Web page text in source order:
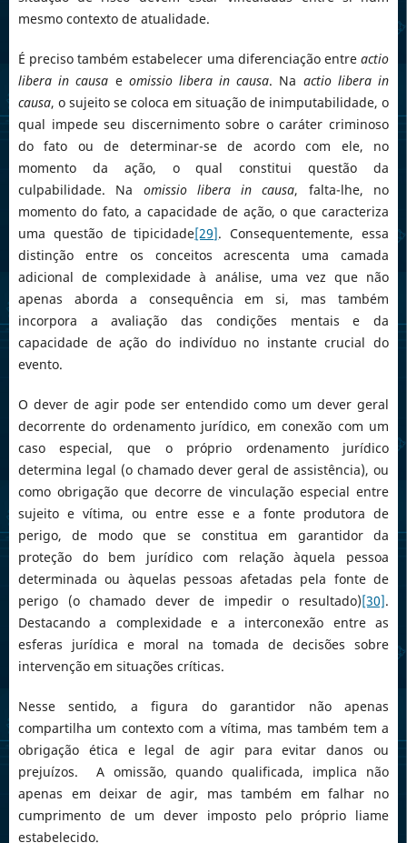
mesmo contexto de atualidade.
É preciso também estabelecer uma diferenciação entreactio
libera in causa e omissio libera in causa. Na actio libera in
causa, o sujeito se coloca em situação de inimputabilidade, o
qual impede seu discernimento sobre o caráter criminoso
do fato ou de determinar-se de acordo com ele, no
momento da ação, o qual constitui questão da
culpabilidade. Na omissio libera in causa, falta-lhe, no
momento do fato, a capacidade de ação, o que caracteriza
uma questão de tipicidade[29]. Consequentemente, essa
distinção entre os conceitos acrescenta uma camada
adicional de complexidade à análise, uma vez que não
apenas aborda a consequência em si, mas também
incorpora a avaliação das condições mentais e da
capacidade de ação do indivíduo no instante crucial do
evento.
O dever de agir pode ser entendido como um dever geral
decorrente do ordenamento jurídico, em conexão com um
caso especial, que o próprio ordenamento jurídico
determina legal (o chamado dever geral de assistência), ou
como obrigação que decorre de vinculação especial entre
sujeito e vítima, ou entre esse e a fonte produtora de
perigo, de modo que se constitua em garantidor da
proteção do bem jurídico com relação àquela pessoa
determinada ou àquelas pessoas afetadas pela fonte de
perigo (o chamado dever de impedir o resultado)[30].
Destacando a complexidade e a interconexão entre as
esferas jurídica e moral na tomada de decisões sobre
intervenção em situações críticas.
Nesse sentido, a figura do garantidor não apenas
compartilha um contexto com a vítima, mas também tem a
obrigação ética e legal de agir para evitar danos ou
prejuízos. A omissão, quando qualificada, implica não
apenas em deixar de agir, mas também em falhar no
cumprimento de um dever imposto pelo próprio liame
estabelecido.